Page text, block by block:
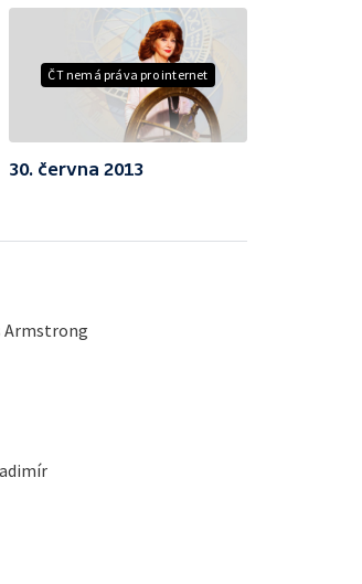
ČT nemá práva pro internet
30. června 2013
Armstrong